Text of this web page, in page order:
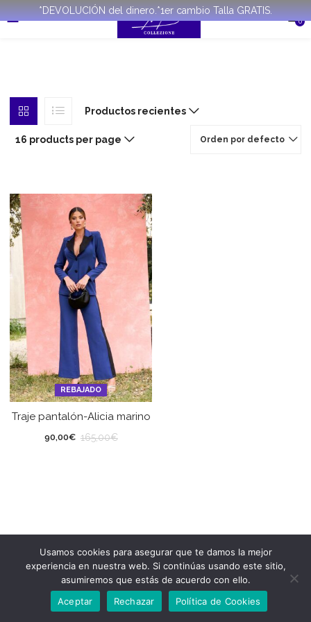
*DEVOLUCIÓN del dinero.*1er cambio Talla GRATIS.
0
Productos recientes
Orden por defecto
16 products per page
REBAJADO
Traje pantalón-Alicia marino
90,00€ 165,00€
Usamos cookies para asegurar que te damos la mejor
experiencia en nuestra web. Si continúas usando este sitio,
asumiremos que estás de acuerdo con ello.
Aceptar
Rechazar Política de Cookies